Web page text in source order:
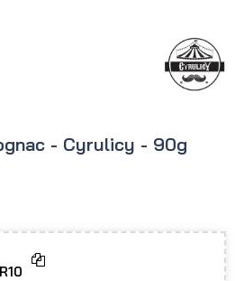
- Cyrulicy - 90g